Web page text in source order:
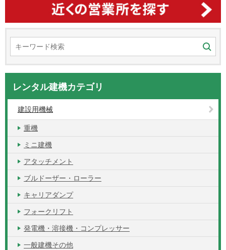
レンタル建機カテゴリ
建設用機械
重機
ミニ建機
アタッチメント
ブルドーザー・ローラー
キャリアダンプ
フォークリフト
発電機・溶接機・コンプレッサー
一般建機その他